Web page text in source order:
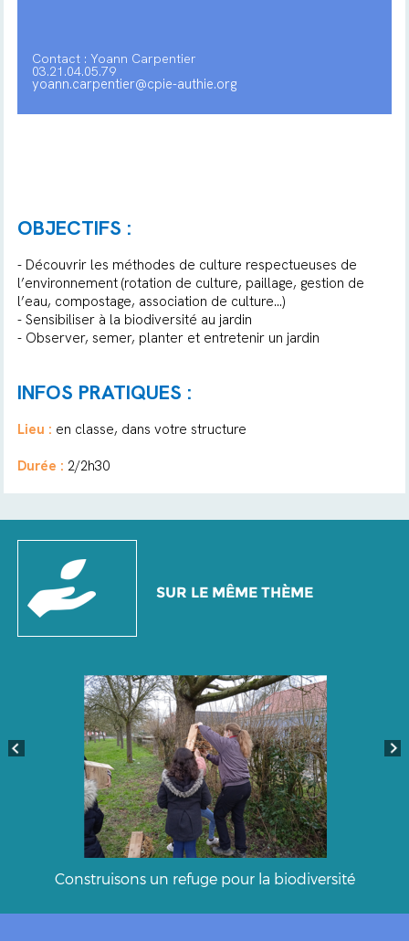
Contact : Yoann Carpentier
03.21.04.05.79
yoann.carpentier@cpie-authie.org
OBJECTIFS :
- Découvrir les méthodes de culture respectueuses de
l’environnement (rotation de culture, paillage, gestion de
l’eau, compostage, association de culture…)
- Sensibiliser à la biodiversité au jardin
- Observer, semer, planter et entretenir un jardin
INFOS PRATIQUES :
Lieu : en classe, dans votre structure
Durée : 2/2h30
SUR LE MÊME THÈME
Construisons un refuge pour la biodiversité